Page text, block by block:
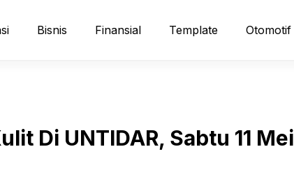
Bisnis Finansial Template Otomotif
Di UNTIDAR, Sabtu 11 Mei